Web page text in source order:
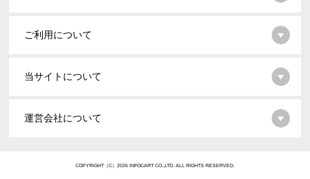
ご利用について
当サイトについて
運営会社について
COPYRIGHT（C）2026 INFOCART CO.,LTD. ALL RIGHTS RESERVED.